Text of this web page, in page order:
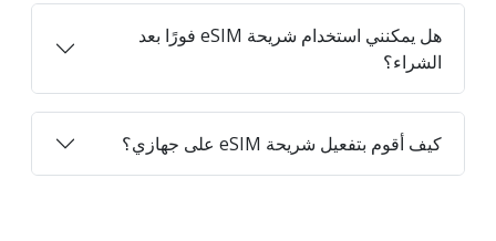
هل يمكنني استخدام شريحة eSIM فورًا بعد
الشراء؟
كيف أقوم بتفعيل شريحة eSIM على جهازي؟